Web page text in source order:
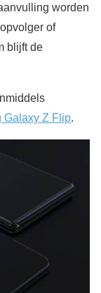
worden
of
blijft de
Galaxy Z Flip.